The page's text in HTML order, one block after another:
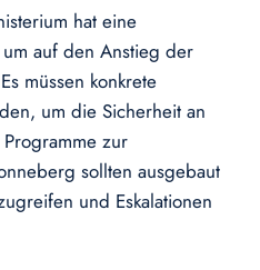
hat eine
auf den Anstieg der
müssen konkrete
um die Sicherheit an
zur
sollten ausgebaut
und Eskalationen